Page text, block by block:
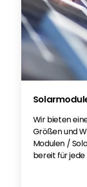
Wir bieten
Größen und
Modulen /
bereit für